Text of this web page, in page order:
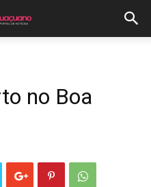
no Boa